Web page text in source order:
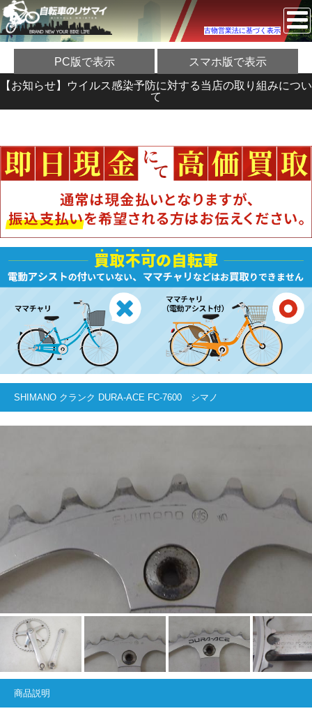
古物営業法に基づく表示
PC版で表示 スマホ版で表示
【お知らせ】ウイルス感染予防に対する当店の取り組みについ
て
SHIMANO クランク DURA-ACE FC-7600 シマノ
商品説明